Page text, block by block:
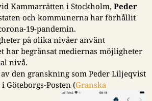
Kammarrätten i Stockholm, Peder
och kommunerna har förhållit
19-pandemin.
på olika nivåer använt
har begränsat mediernas möjligheter
nivå.
den granskning som Peder Liljeqvist
Posten (Granska